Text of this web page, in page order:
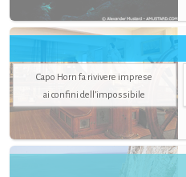
Capo Horn fa rivivere imprese
ai confini dell’impossibile